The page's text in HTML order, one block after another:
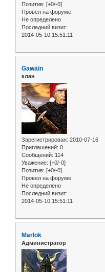
Позитив: [+0/-0]
Провел на форуме:
Не определено
Последний визит:
2014-05-10 15:51:11
Gawain
клан
Зарегистрирован: 2010-07-16
Приглашений: 0
Сообщений: 114
Уважение: [+0/-0]
Позитив: [+0/-0]
Провел на форуме:
Не определено
Последний визит:
2014-05-10 15:51:11
Marlok
Администратор